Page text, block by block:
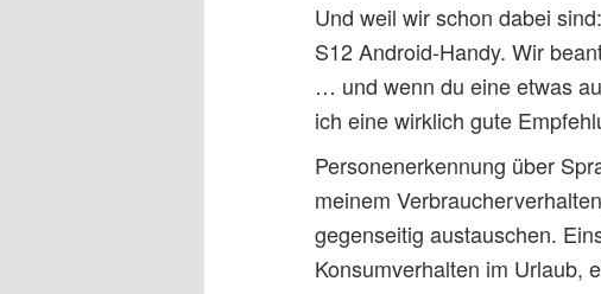
Und weil wir schon dabei
S12 Android-Handy. Wir
… und wenn du eine etwas
ich eine wirklich gute
Personenerkennung über
meinem
gegenseitig austauschen.
Konsumverhalten im Urlaub,